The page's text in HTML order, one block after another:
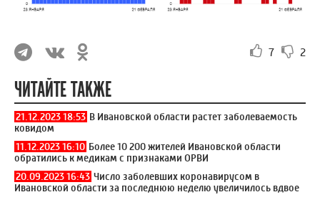
7 2
ЧИТАЙТЕ ТАКЖЕ
21.12.2023 18:53 В Ивановской области растет заболеваемость
ковидом
11.12.2023 16:10 Более 10 200 жителей Ивановской области
обратились к медикам с признаками ОРВИ
20.09.2023 16:43 Число заболевших коронавирусом в
Ивановской области за последнюю неделю увеличилось вдвое